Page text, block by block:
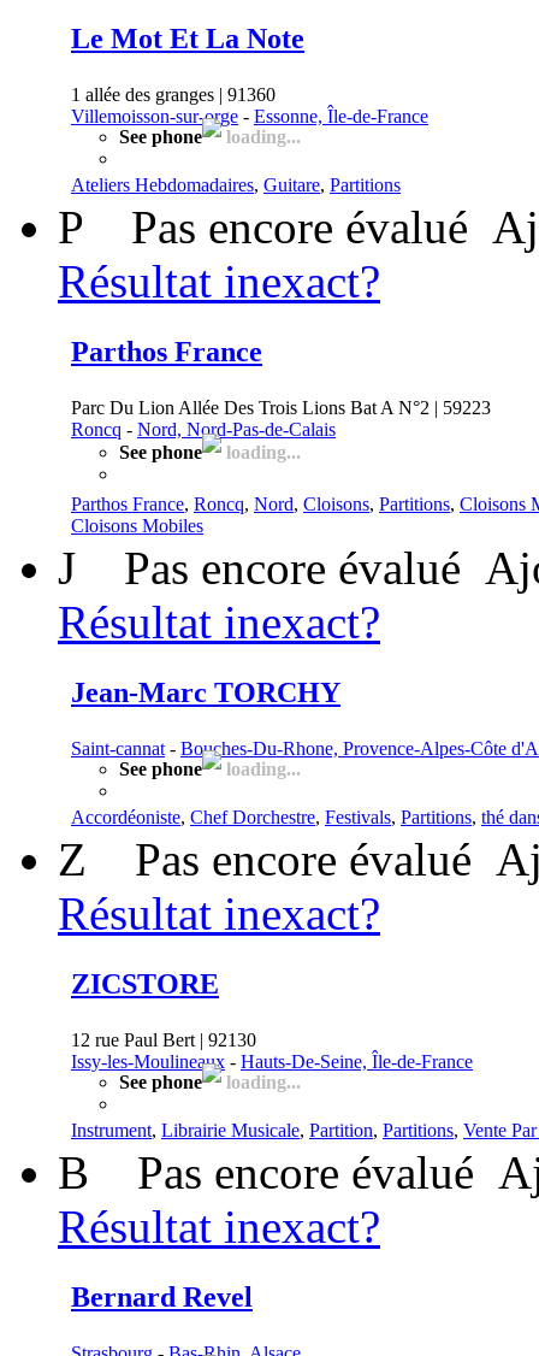
Le Mot Et La Note
1 allée des granges | 91360
Villemoisson-sur-orge - Essonne, Île-de-France
See phone
loading...
Ateliers Hebdomadaires, Guitare, Partitions
P Pas encore évalué
Résultat inexact?
Parthos France
Parc Du Lion Allée Des Trois Lions Bat A N°2 | 59223
Roncq - Nord, Nord-Pas-de-Calais
See phone
loading...
Parthos France, Roncq, Nord, Cloisons, Partitions, Cloisons
Cloisons Mobiles
J Pas encore évalué
Résultat inexact?
Jean-Marc TORCHY
Saint-cannat - Bouches-Du-Rhone, Provence-Alpes-Côte
See phone
loading...
Accordéoniste, Chef Dorchestre, Festivals, Partitions, thé
Z Pas encore évalué
Résultat inexact?
ZICSTORE
12 rue Paul Bert | 92130
Issy-les-Moulineaux - Hauts-De-Seine, Île-de-France
See phone
loading...
Instrument, Librairie Musicale, Partition, Partitions, Vente
B Pas encore évalué
Résultat inexact?
Bernard Revel